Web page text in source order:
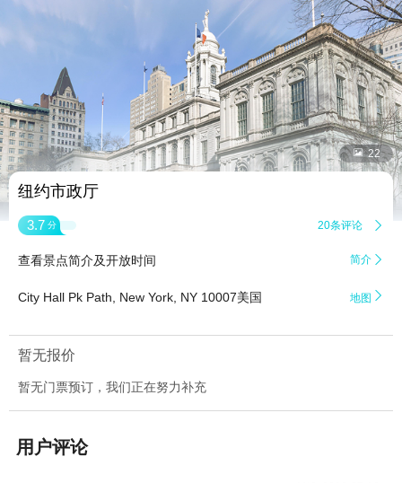
 22
纽约市政厅
3.7 分 20条评论 
查看景点简介及开放时间 简介 
City Hall Pk Path, New York, NY 10007美国 地图 
暂无报价
暂无门票预订，我们正在努力补充
用户评论